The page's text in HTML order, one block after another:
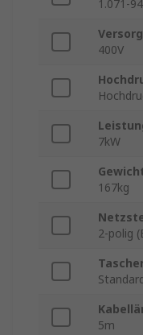
1.071-
400V
7kW
167kg
2-polig
5m